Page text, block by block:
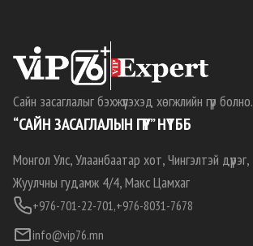
Сайн засаглалыг бэхжүүлэхэд хөгжлийн гүүр болно.
“САЙН ЗАСАГЛАЛЫН ГҮҮР” НҮТББ
Монгол Улс, Улаанбаатар хот, Чингэлтэй дүүрэг,
Жуулчны гудамж 4/4, Макс Цамхаг
+976-701-22-701,+976-8031-7678
info@vip76.mn